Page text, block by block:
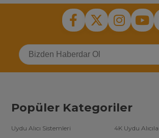
Popüler Kategoriler
Uydu Alıcı Sistemleri
4K Uydu